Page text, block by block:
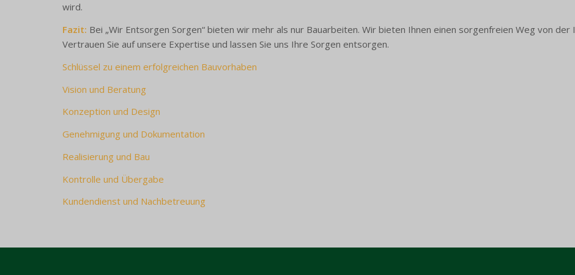
wird.
Fazit: Bei „Wir Entsorgen Sorgen“ bieten wir mehr als nur Bauarbeiten. Wir bieten Ihnen einen sorgenfreien Weg von
Vertrauen Sie auf unsere Expertise und lassen Sie uns Ihre Sorgen entsorgen.
Schlüssel zu einem erfolgreichen Bauvorhaben
Vision und Beratung
Konzeption und Design
Genehmigung und Dokumentation
Realisierung und Bau
Kontrolle und Übergabe
Kundendienst und Nachbetreuung